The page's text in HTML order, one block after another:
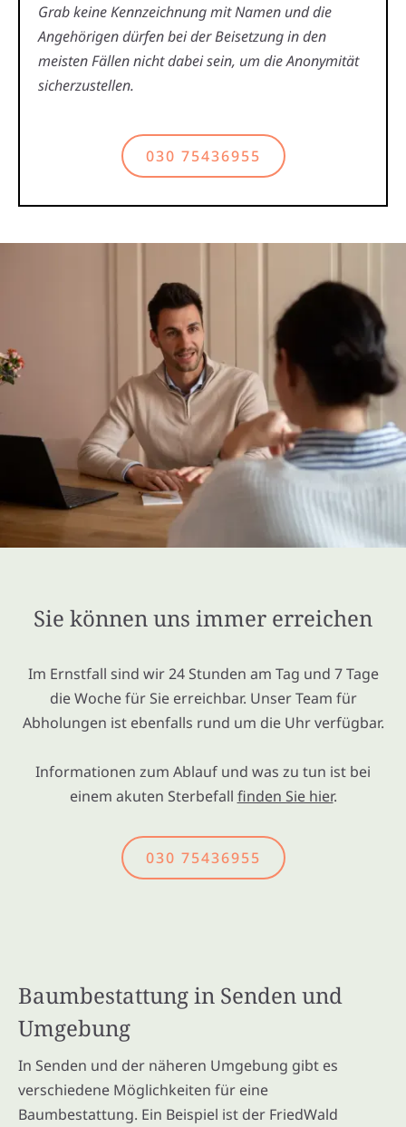
Grab keine Kennzeichnung mit Namen und die
Angehörigen dürfen bei der Beisetzung in den
meisten Fällen nicht dabei sein, um die Anonymität
sicherzustellen.
030 75436955
Sie können uns immer erreichen
Im Ernstfall sind wir 24 Stunden am Tag und 7 Tage
die Woche für Sie erreichbar. Unser Team für
Abholungen ist ebenfalls rund um die Uhr verfügbar.
Informationen zum Ablauf und was zu tun ist bei
einem akuten Sterbefall finden Sie hier.
030 75436955
Baumbestattung in Senden und
Umgebung
In Senden und der näheren Umgebung gibt es
verschiedene Möglichkeiten für eine
Baumbestattung. Ein Beispiel ist der FriedWald